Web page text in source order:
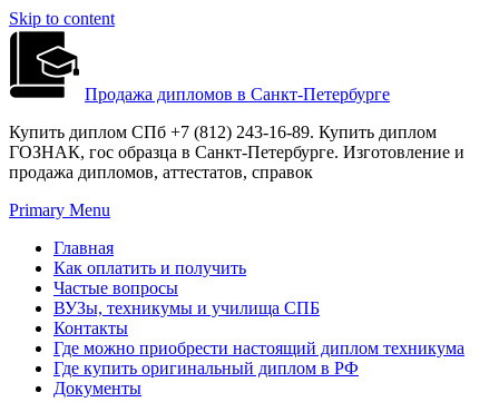
Skip to content
Продажа дипломов в Санкт-Петербурге
Купить диплом СПб +7 (812) 243-16-89. Купить диплом
ГОЗНАК, гос образца в Санкт-Петербурге. Изготовление и
продажа дипломов, аттестатов, справок
Primary Menu
Главная
Как оплатить и получить
Частые вопросы
ВУЗы, техникумы и училища СПБ
Контакты
Где можно приобрести настоящий диплом техникума
Где купить оригинальный диплом в РФ
Документы